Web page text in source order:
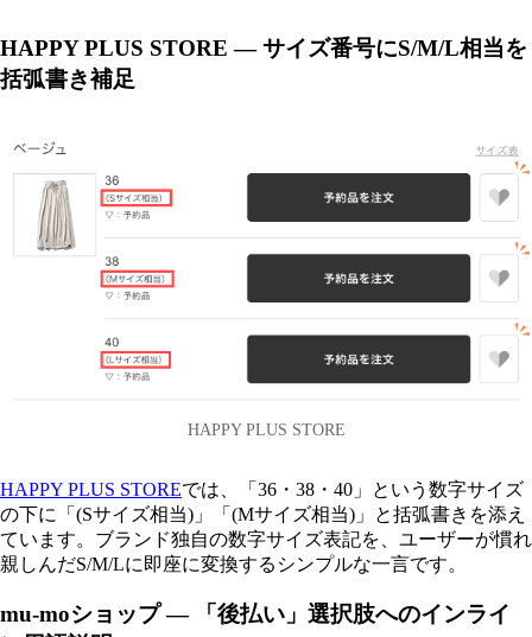
HAPPY PLUS STORE — サイズ番号にS/M/L相当を
括弧書き補足
HAPPY PLUS STORE
HAPPY PLUS STOREでは、「36・38・40」という数字サイズ
の下に「(Sサイズ相当)」「(Mサイズ相当)」と括弧書きを添え
ています。ブランド独自の数字サイズ表記を、ユーザーが慣れ
親しんだS/M/Lに即座に変換するシンプルな一言です。
mu-moショップ — 「後払い」選択肢へのインライ